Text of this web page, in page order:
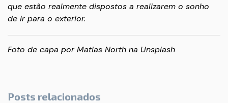
que estão realmente dispostos a realizarem o sonho
de ir para o exterior.
Foto de capa porMatias North na Unsplash
Posts relacionados